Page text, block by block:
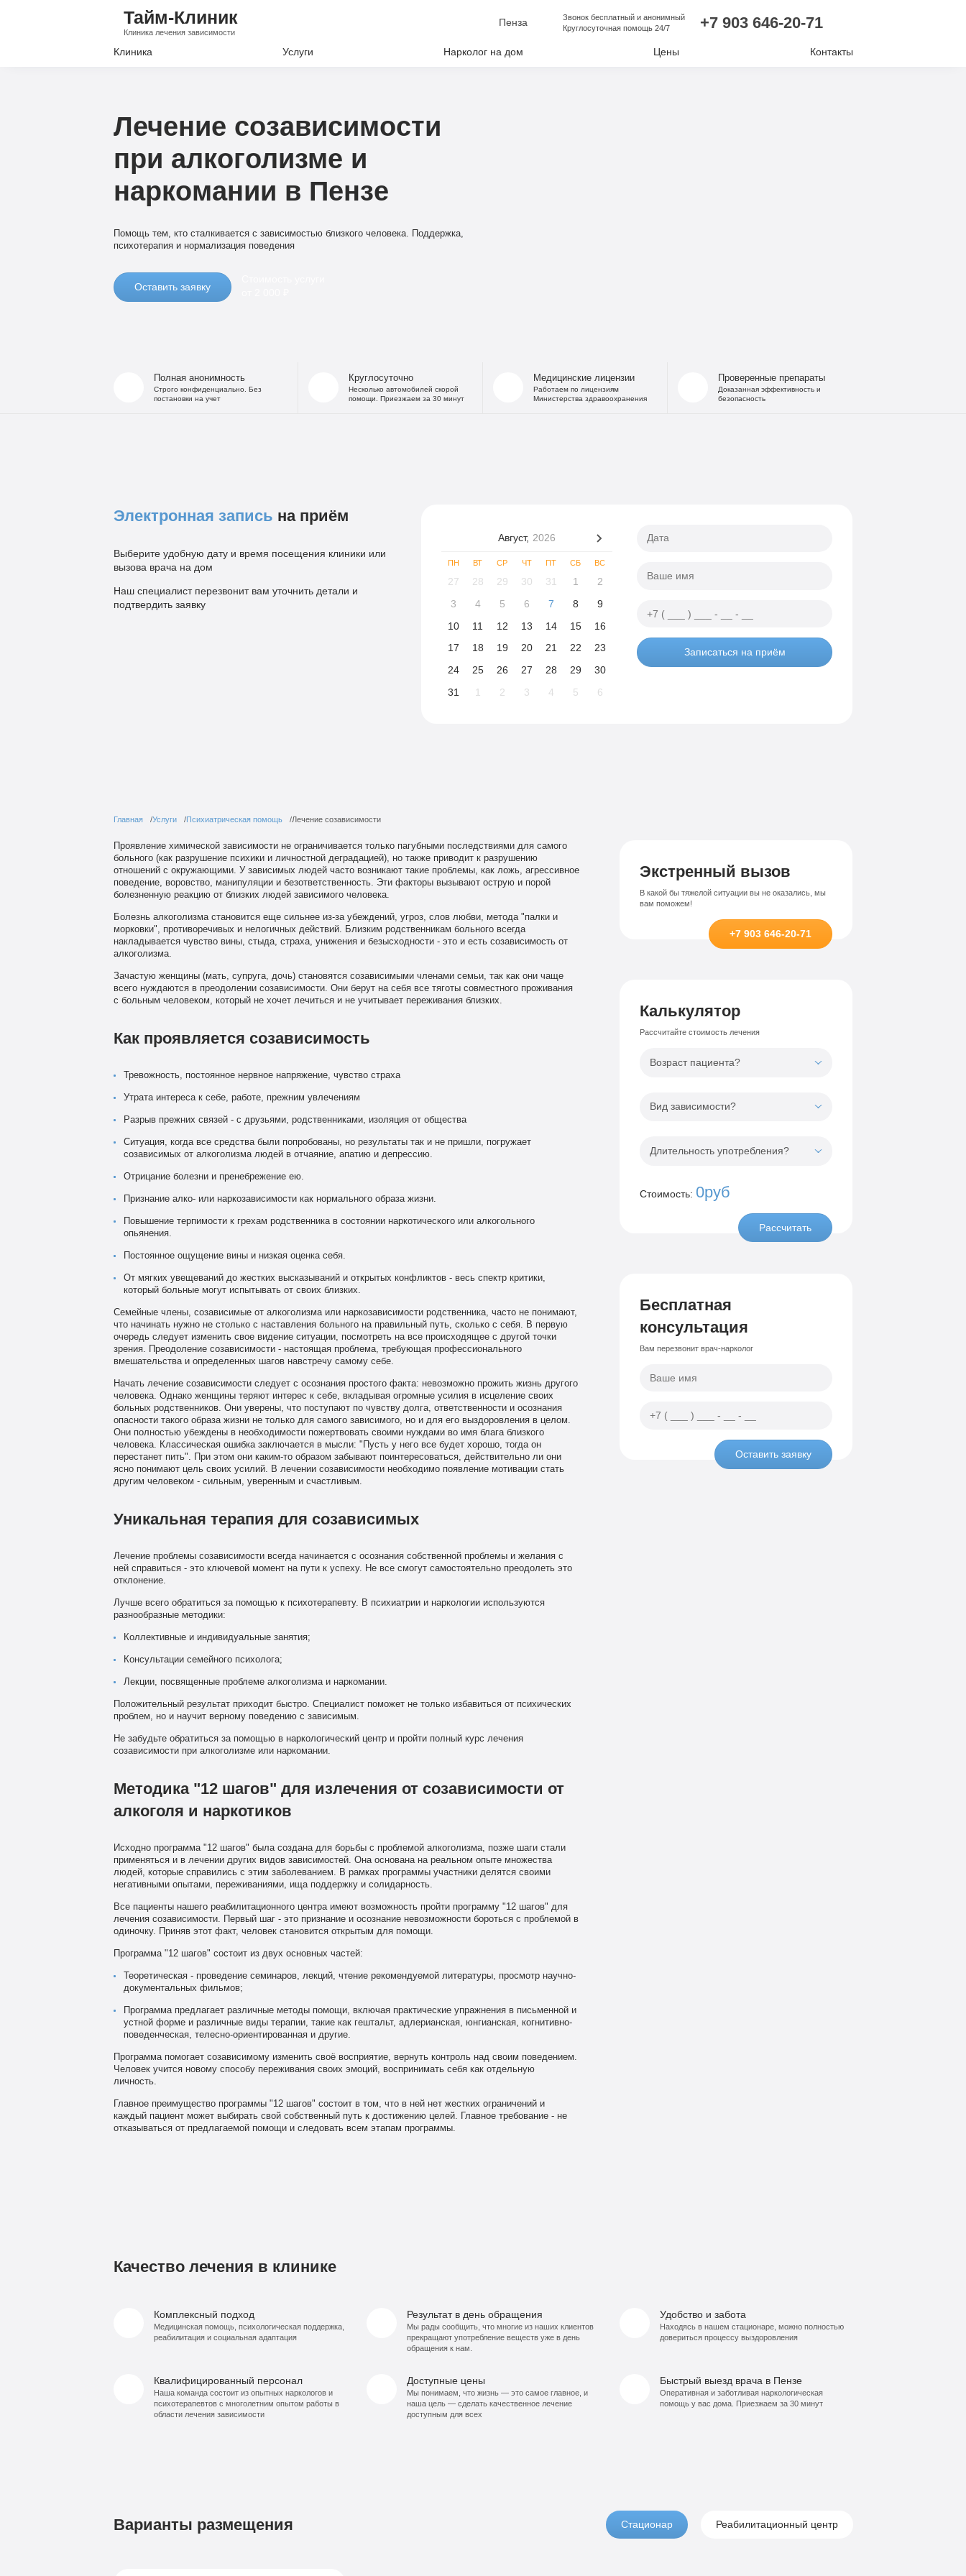
Тайм-Клиник
Клиника лечения зависимости
Пенза
Звонок бесплатный и анонимный
Круглосуточная помощь 24/7
+7 903 646-20-71
Клиника Услуги
Вывод из запоя
Кодирование от Алкоголизма
Наркологическая помощь
Нарколог на дом Цены Контакты
Лечение созависимости
при алкоголизме и
наркомании в Пензе
Помощь тем, кто сталкивается с зависимостью близкого человека. Поддержка,
психотерапия и нормализация поведения
Оставить заявку
Полная анонимность
Строго конфиденциально. Без
постановки на учет
Круглосуточно
Несколько автомобилей скорой
помощи. Приезжаем за 30 минут
Медицинские лицензии
Работаем по лицензиям
Министерства здравоохранения
Проверенные препараты
Доказанная эффективность и
безопасность
Электронная запись на приём
Выберите удобную дату и время посещения клиники или
вызова врача на дом
Наш специалист перезвонит вам уточнить детали и
подтвердить заявку
Август, 2026
ПН ВТ СР ЧТ ПТ СБ ВС
27 28 29 30 31 1
2
3
4 5 6 7 8
9
10
11 12 13 14 15
16
17
18 19 20 21 22
23
24
25 26 27 28 29
30
31
1 2 3 4 5 6
Записаться на приём
Главная Услуги Психиатрическая помощь Лечение созависимости
Проявление химической зависимости не ограничивается только пагубными последствиями для самого
больного (как разрушение психики и личностной деградацией), но также приводит к разрушению
отношений с окружающими. У зависимых людей часто возникают такие проблемы, как ложь, агрессивное
поведение, воровство, манипуляции и безответственность. Эти факторы вызывают острую и порой
болезненную реакцию от близких людей зависимого человека.
Болезнь алкоголизма становится еще сильнее из-за убеждений, угроз, слов любви, метода "палки и
морковки", противоречивых и нелогичных действий. Близким родственникам больного всегда
накладывается чувство вины, стыда, страха, унижения и безысходности - это и есть созависимость от
алкоголизма.
Зачастую женщины (мать, супруга, дочь) становятся созависимыми членами семьи, так как они чаще
всего нуждаются в преодолении созависимости. Они берут на себя все тяготы совместного проживания
с больным человеком, который не хочет лечиться и не учитывает переживания близких.
Как проявляется созависимость
Тревожность, постоянное нервное напряжение, чувство страха
Утрата интереса к себе, работе, прежним увлечениям
Разрыв прежних связей - с друзьями, родственниками, изоляция от общества
Ситуация, когда все средства были попробованы, но результаты так и не пришли, погружает
созависимых от алкоголизма людей в отчаяние, апатию и депрессию.
Отрицание болезни и пренебрежение ею.
Признание алко- или наркозависимости как нормального образа жизни.
Повышение терпимости к грехам родственника в состоянии наркотического или алкогольного
опьянения.
Постоянное ощущение вины и низкая оценка себя.
От мягких увещеваний до жестких высказываний и открытых конфликтов - весь спектр критики,
который больные могут испытывать от своих близких.
Семейные члены, созависимые от алкоголизма или наркозависимости родственника, часто не понимают,
что начинать нужно не столько с наставления больного на правильный путь, сколько с себя. В первую
очередь следует изменить свое видение ситуации, посмотреть на все происходящее с другой точки
зрения. Преодоление созависимости - настоящая проблема, требующая профессионального
вмешательства и определенных шагов навстречу самому себе.
Начать лечение созависимости следует с осознания простого факта: невозможно прожить жизнь другого
человека. Однако женщины теряют интерес к себе, вкладывая огромные усилия в исцеление своих
больных родственников. Они уверены, что поступают по чувству долга, ответственности и осознания
опасности такого образа жизни не только для самого зависимого, но и для его выздоровления в целом.
Они полностью убеждены в необходимости пожертвовать своими нуждами во имя блага близкого
человека. Классическая ошибка заключается в мысли: "Пусть у него все будет хорошо, тогда он
перестанет пить". При этом они каким-то образом забывают поинтересоваться, действительно ли они
ясно понимают цель своих усилий. В лечении созависимости необходимо появление мотивации стать
другим человеком - сильным, уверенным и счастливым.
Уникальная терапия для созависимых
Лечение проблемы созависимости всегда начинается с осознания собственной проблемы и желания с
ней справиться - это ключевой момент на пути к успеху. Не все смогут самостоятельно преодолеть это
отклонение.
Лучше всего обратиться за помощью к психотерапевту. В психиатрии и наркологии используются
разнообразные методики:
Коллективные и индивидуальные занятия;
Консультации семейного психолога;
Лекции, посвященные проблеме алкоголизма и наркомании.
Положительный результат приходит быстро. Специалист поможет не только избавиться от психических
проблем, но и научит верному поведению с зависимым.
Не забудьте обратиться за помощью в наркологический центр и пройти полный курс лечения
созависимости при алкоголизме или наркомании.
Методика "12 шагов" для излечения от созависимости от
алкоголя и наркотиков
Исходно программа "12 шагов" была создана для борьбы с проблемой алкоголизма, позже шаги стали
применяться и в лечении других видов зависимостей. Она основана на реальном опыте множества
людей, которые справились с этим заболеванием. В рамках программы участники делятся своими
негативными опытами, переживаниями, ища поддержку и солидарность.
Все пациенты нашего реабилитационного центра имеют возможность пройти программу "12 шагов" для
лечения созависимости. Первый шаг - это признание и осознание невозможности бороться с проблемой в
одиночку. Приняв этот факт, человек становится открытым для помощи.
Программа "12 шагов" состоит из двух основных частей:
Теоретическая - проведение семинаров, лекций, чтение рекомендуемой литературы, просмотр научно-
документальных фильмов;
Программа предлагает различные методы помощи, включая практические упражнения в письменной и
устной форме и различные виды терапии, такие как гештальт, адлерианская, юнгианская, когнитивно-
поведенческая, телесно-ориентированная и другие.
Программа помогает созависимому изменить своё восприятие, вернуть контроль над своим поведением.
Человек учится новому способу переживания своих эмоций, воспринимать себя как отдельную
личность.
Главное преимущество программы "12 шагов" состоит в том, что в ней нет жестких ограничений и
каждый пациент может выбирать свой собственный путь к достижению целей. Главное требование - не
отказываться от предлагаемой помощи и следовать всем этапам программы.
Экстренный вызов
В какой бы тяжелой ситуации вы не оказались, мы
вам поможем!
+7 903 646-20-71
Калькулятор
Рассчитайте стоимость лечения
Возраст пациента?
Вид зависимости?
Длительность употребления?
Стоимость: 0руб
Рассчитать
Бесплатная
консультация
Вам перезвонит врач-нарколог
Оставить заявку
Качество лечения в клинике
Комплексный подход
Медицинская помощь, психологическая поддержка,
реабилитация и социальная адаптация
Результат в день обращения
Мы рады сообщить, что многие из наших клиентов
прекращают употребление веществ уже в день
обращения к нам.
Удобство и забота
Находясь в нашем стационаре, можно полностью
довериться процессу выздоровления
Квалифицированный персонал
Наша команда состоит из опытных наркологов и
психотерапевтов с многолетним опытом работы в
области лечения зависимости
Доступные цены
Мы понимаем, что жизнь — это самое главное, и
наша цель — сделать качественное лечение
доступным для всех
Быстрый выезд врача в Пензе
Оперативная и заботливая наркологическая
помощь у вас дома. Приезжаем за 30 минут
Варианты размещения Стационар Реабилитационный центр